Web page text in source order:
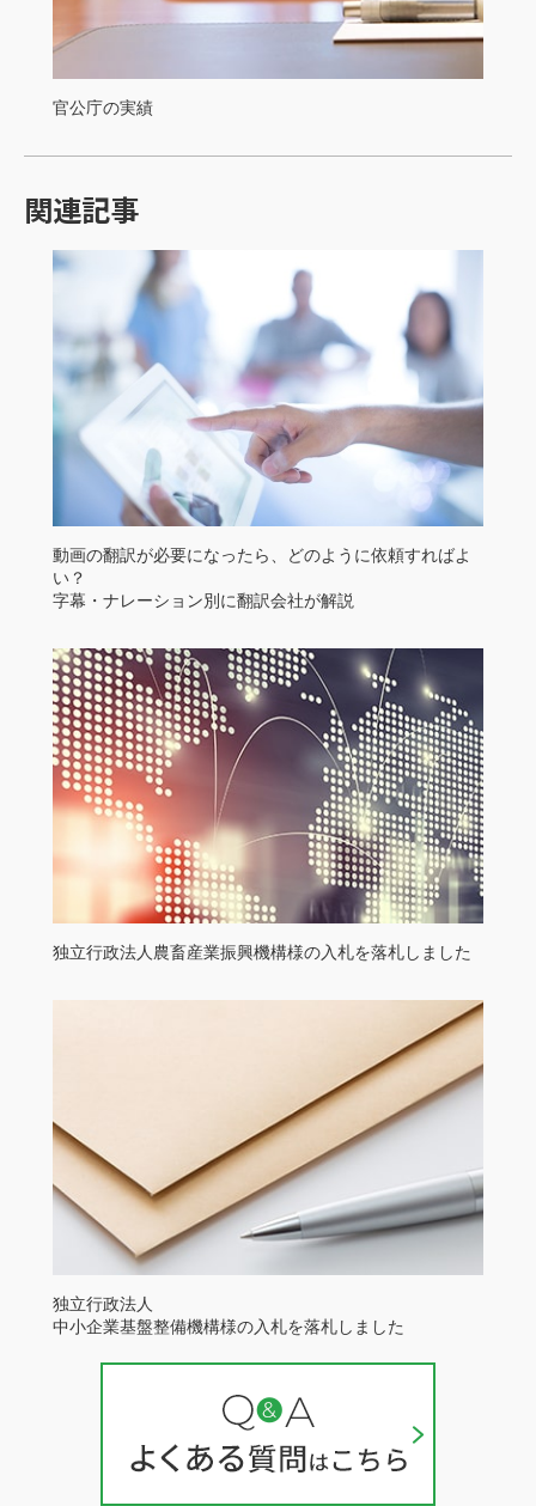
官公庁の実績
関連記事
動画の翻訳が必要になったら、どのように依頼すればよ
い？
字幕・ナレーション別に翻訳会社が解説
独立行政法人農畜産業振興機構様の入札を落札しました
独立行政法人
中小企業基盤整備機構様の入札を落札しました